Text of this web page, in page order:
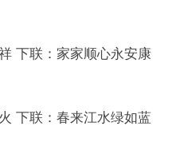
下联：家家顺心永安康
下联：春来江水绿如蓝